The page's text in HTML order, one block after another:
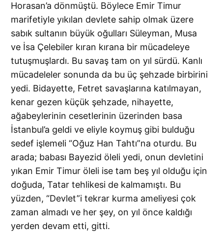
Horasan’a dönmüştü. Böylece Emir Timur
marifetiyle yıkılan devlete sahip olmak üzere
sabık sultanın büyük oğulları Süleyman, Musa
ve İsa Çelebiler kıran kırana bir mücadeleye
tutuşmuşlardı. Bu savaş tam on yıl sürdü. Kanlı
mücadeleler sonunda da bu üç şehzade birbirini
yedi. Bidayette, Fetret savaşlarına katılmayan,
kenar gezen küçük şehzade, nihayette,
ağabeylerinin cesetlerinin üzerinden basa
İstanbul’a geldi ve eliyle koymuş gibi bulduğu
sedef işlemeli “Oğuz Han Tahtı”na oturdu. Bu
arada; babası Bayezid öleli yedi, onun devletini
yıkan Emir Timur öleli ise tam beş yıl olduğu için
doğuda, Tatar tehlikesi de kalmamıştı. Bu
yüzden, “Devlet”i tekrar kurma ameliyesi çok
zaman almadı ve her şey, on yıl önce kaldığı
yerden devam etti, gitti.